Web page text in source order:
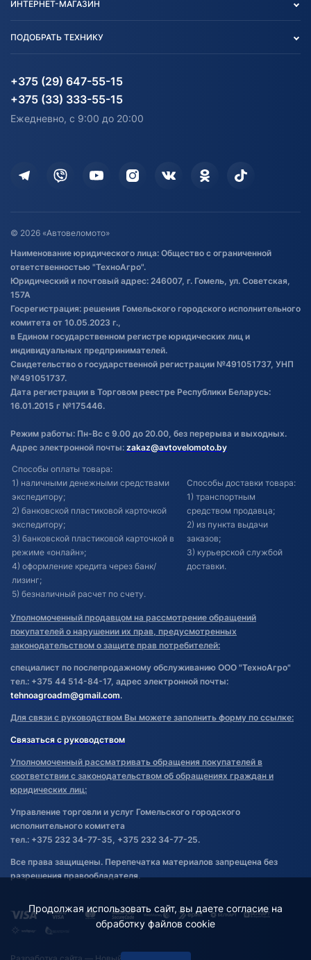
Блог
Карта сайта
Согласие на обработку
Информация до получения
согласия на обработку
Доставка
Дополнительные услуги
Оставить отзыв
Договор публичной оферты
Обработка файлов cookie
Постановка транспорта на учет
Обновления в ЭПТС 2024
ИНТЕРНЕТ-МАГАЗИН
Агротехника
Водный транспорт
Электротранспорт
Здоровье
ПОДОБРАТЬ ТЕХНИКУ
Агротехника
Электротранспорт
+375 (29) 647-55-15
+375 (33) 333-55-15
Ежедневно, с 9:00 до 20:00
© 2026 «Автовеломото»
Наименование юридического лица: Общество с ограниченной
ответственностью "ТехноАгро".
Юридический и почтовый адрес: 246007, г. Гомель, ул. Советская,
157А
Госрегистрация: решения Гомельского городского исполнительного
комитета от 10.05.2023 г.,
в Едином государственном регистре юридических лиц и
индивидуальных предпринимателей.
Свидетельство о государственной регистрации №491051737, УНП
№491051737.
Дата регистрации в Торговом реестре Республики Беларусь:
16.01.2015 г №175446.
Режим работы: Пн-Вс с 9.00 до 20.00, без перерыва и выходных.
Адрес электронной почты: zakaz@avtovelomoto.by
Способы оплаты товара:
1) наличными денежными средствами
экспедитору;
2) банковской пластиковой карточкой
экспедитору;
3) банковской пластиковой карточкой в
режиме «онлайн»;
4) оформление кредита через банк/
лизинг;
5) безналичный расчет по счету.
Способы доставки товара:
1) транспортным
средством продавца;
2) из пункта выдачи
заказов;
3) курьерской службой
доставки.
Уполномоченный продавцом на рассмотрение обращений
покупателей о нарушении их прав, предусмотренных
законодательством о защите прав потребителей:
специалист по послепродажному обслуживанию ООО "ТехноАгро"
тел.: +375 44 514-84-17, адрес электронной почты:
tehnoagroadm@gmail.com.
Для связи с руководством Вы можете заполнить форму по ссылке:
Связаться с руководством
Уполномоченный рассматривать обращения покупателей в
соответствии с законодательством об обращениях граждан и
юридических лиц:
Управление торговли и услуг Гомельского городского
исполнительного комитета
тел.: +375 232 34-77-35, +375 232 34-77-25.
Все права защищены. Перепечатка материалов запрещена без
разрешения правообладателя.
Продолжая использовать сайт, вы даете согласие на
обработку файлов cookie